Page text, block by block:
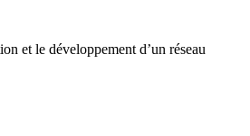
et le développement d’un réseau